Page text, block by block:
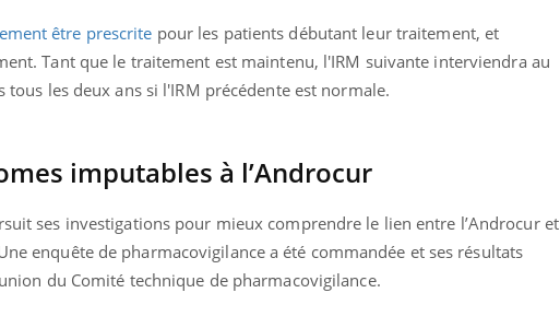
être prescrite pour les patients débutant leur traitement, et
Tant que le traitement est maintenu, l'IRM suivante interviendra au
les deux ans si l'IRM précédente est normale.
imputables à l’Androcur
ses investigations pour mieux comprendre le lien entre l’Androcur et
enquête de pharmacovigilance a été commandée et ses résultats
du Comité technique de pharmacovigilance.